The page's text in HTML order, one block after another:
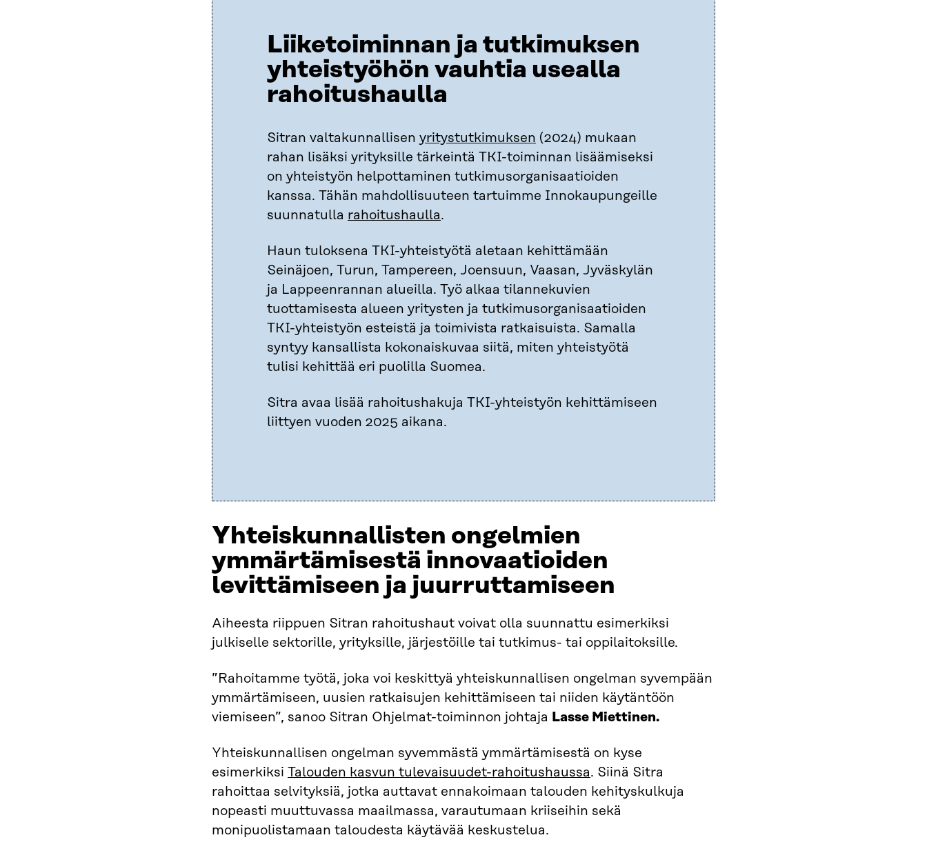
Liiketoiminnan ja tutkimuksen
yhteistyöhön vauhtia usealla
rahoitushaulla
Sitran valtakunnallisen yritystutkimuksen (2024) mukaan
rahan lisäksi yrityksille tärkeintä TKI-toiminnan lisäämiseksi
on yhteistyön helpottaminen tutkimusorganisaatioiden
kanssa. Tähän mahdollisuuteen tartuimme Innokaupungeille
suunnatulla rahoitushaulla.
Haun tuloksena TKI-yhteistyötä aletaan kehittämään
Seinäjoen, Turun, Tampereen, Joensuun, Vaasan, Jyväskylän
ja Lappeenrannan alueilla. Työ alkaa tilannekuvien
tuottamisesta alueen yritysten ja tutkimusorganisaatioiden
TKI-yhteistyön esteistä ja toimivista ratkaisuista. Samalla
syntyy kansallista kokonaiskuvaa siitä, miten yhteistyötä
tulisi kehittää eri puolilla Suomea.
Sitra avaa lisää rahoitushakuja TKI-yhteistyön kehittämiseen
liittyen vuoden 2025 aikana.
Yhteiskunnallisten ongelmien
ymmärtämisestä innovaatioiden
levittämiseen ja juurruttamiseen
Aiheesta riippuen Sitran rahoitushaut voivat olla suunnattu esimerkiksi
julkiselle sektorille, yrityksille, järjestöille tai tutkimus- tai oppilaitoksille.
”Rahoitamme työtä, joka voi keskittyä yhteiskunnallisen ongelman syvempään
ymmärtämiseen, uusien ratkaisujen kehittämiseen tai niiden käytäntöön
viemiseen”, sanoo Sitran Ohjelmat-toiminnon johtaja Lasse Miettinen.
Yhteiskunnallisen ongelman syvemmästä ymmärtämisestä on kyse
esimerkiksi Talouden kasvun tulevaisuudet-rahoitushaussa. Siinä Sitra
rahoittaa selvityksiä, jotka auttavat ennakoimaan talouden kehityskulkuja
nopeasti muuttuvassa maailmassa, varautumaan kriiseihin sekä
monipuolistamaan taloudesta käytävää keskustelua.